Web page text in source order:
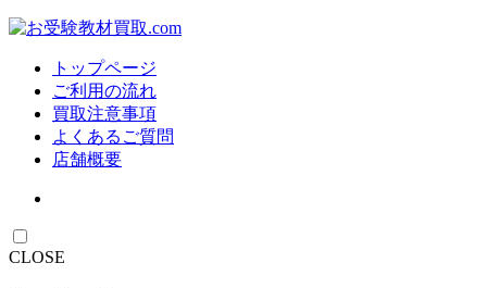
トップページ
ご利用の流れ
買取注意事項
よくあるご質問
店舗概要
CLOSE